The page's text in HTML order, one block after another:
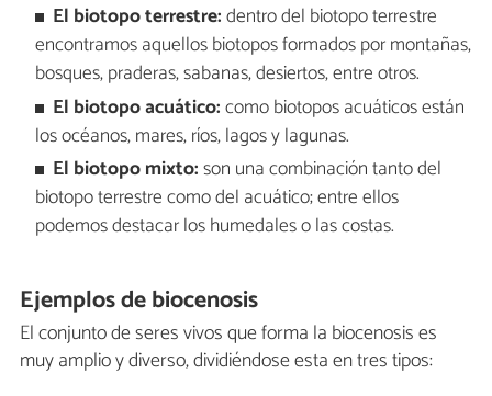
El biotopo terrestre:dentro del biotopo terrestre
encontramos aquellos biotopos formados por montañas,
bosques, praderas, sabanas, desiertos, entre otros.
El biotopo acuático:como biotopos acuáticos están
los océanos, mares, ríos, lagos y lagunas.
El biotopo mixto:son una combinación tanto del
biotopo terrestre como del acuático; entre ellos
podemos destacar los humedales o las costas.
Ejemplos de biocenosis
El conjunto de seres vivos que forma la biocenosis es
muy amplio y diverso, dividiéndose esta en tres tipos: